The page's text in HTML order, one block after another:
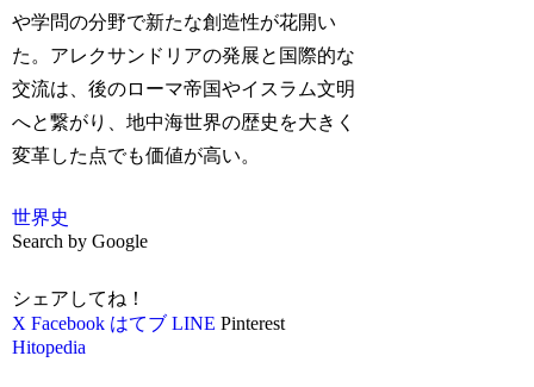
や学問の分野で新たな創造性が花開い
た。アレクサンドリアの発展と国際的な
交流は、後のローマ帝国やイスラム文明
へと繋がり、地中海世界の歴史を大きく
変革した点でも価値が高い。
世界史
Search by Google
シェアしてね！
X Facebook はてブ LINE Pinterest
Hitopedia